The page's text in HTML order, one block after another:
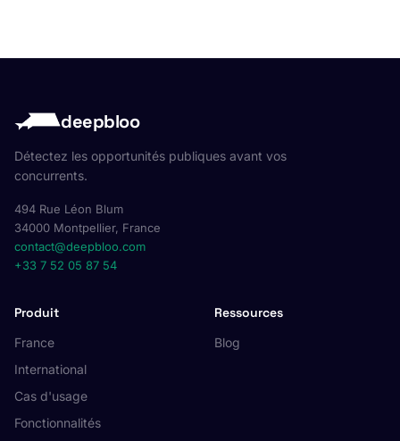
deepbloo
Détectez les opportunités publiques avant vos
concurrents.
494 Rue Léon Blum
34000 Montpellier, France
contact@deepbloo.com
+33 7 52 05 87 54
Produit
France
International
Cas d'usage
Fonctionnalités
Ressources
Blog